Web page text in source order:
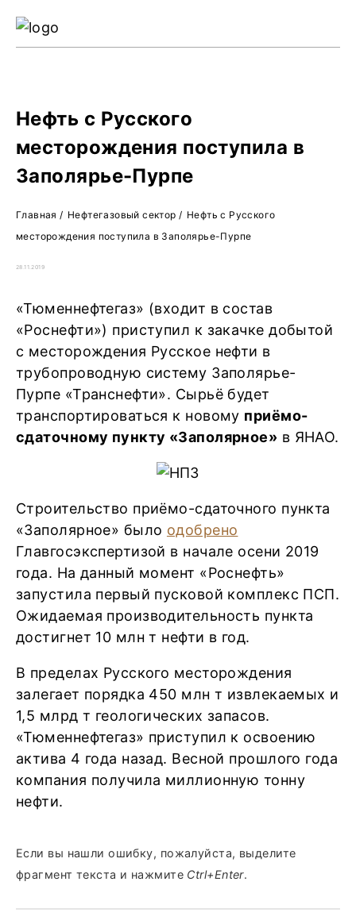
Нефть с Русского
месторождения поступила в
Заполярье-Пурпе
Главная / Нефтегазовый сектор/ Нефть с Русского
месторождения поступила в Заполярье-Пурпе
28.11.2019
«Тюменнефтегаз» (входит в состав
«Роснефти») приступил к закачке добытой
с месторождения Русское нефти в
трубопроводную систему Заполярье-
Пурпе «Транснефти». Сырьё будет
транспортироваться к новому приёмо-
сдаточному пункту «Заполярное» в ЯНАО.
Строительство приёмо-сдаточного пункта
«Заполярное» было одобрено
Главгосэкспертизой в начале осени 2019
года. На данный момент «Роснефть»
запустила первый пусковой комплекс ПСП.
Ожидаемая производительность пункта
достигнет 10 млн т нефти в год.
В пределах Русского месторождения
залегает порядка 450 млн т извлекаемых и
1,5 млрд т геологических запасов.
«Тюменнефтегаз» приступил к освоению
актива 4 года назад. Весной прошлого года
компания получила миллионную тонну
нефти.
Если вы нашли ошибку, пожалуйста, выделите
фрагмент текста и нажмите Ctrl+Enter.